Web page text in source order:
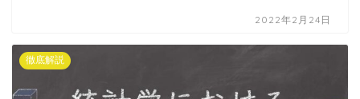
2022年2月24日
徹底解説